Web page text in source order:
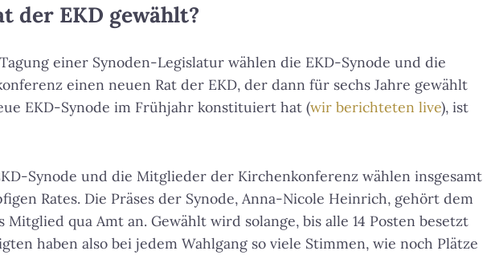
der EKD gewählt?
einer Synoden-Legislatur wählen die EKD-Synode und die
einen neuen Rat der EKD, der dann für sechs Jahre gewählt
EKD-Synode im Frühjahr konstituiert hat (wir berichteten live), ist
Synode und die Mitglieder der Kirchenkonferenz wählen insgesamt
Rates. Die Präses der Synode, Anna-Nicole Heinrich, gehört dem
Mitglied qua Amt an. Gewählt wird solange, bis alle 14 Posten besetzt
haben also bei jedem Wahlgang so viele Stimmen, wie noch Plätze